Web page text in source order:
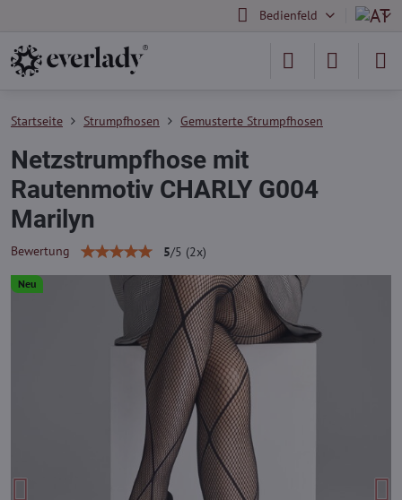
Bedienfeld
Neu
Startseite Strumpfhosen Gemusterte Strumpfhosen
Netzstrumpfhose mit
Rautenmotiv CHARLY G004
Marilyn
Bewertung 5/5 (2x)